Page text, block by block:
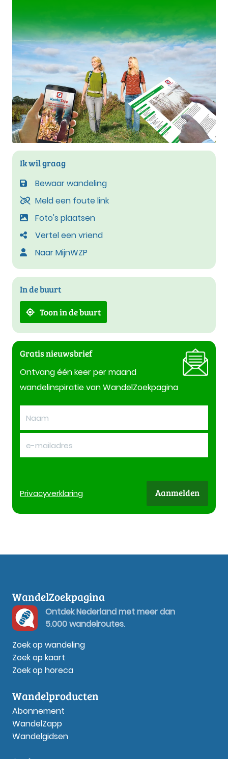
Ik wil graag
Bewaar wandeling
Meld een foute link
Foto's plaatsen
Vertel een vriend
Naar MijnWZP
In de buurt
Toon in de buurt
Gratis nieuwsbrief
Ontvang één keer per maand
wandelinspiratie van WandelZoekpagina
Privacyverklaring Aanmelden
WandelZoekpagina
Ontdek Nederland met meer dan
5.000 wandelroutes.
Zoek op wandeling
Zoek op kaart
Zoek op horeca
Wandelproducten
Abonnement
WandelZapp
Wandelgidsen